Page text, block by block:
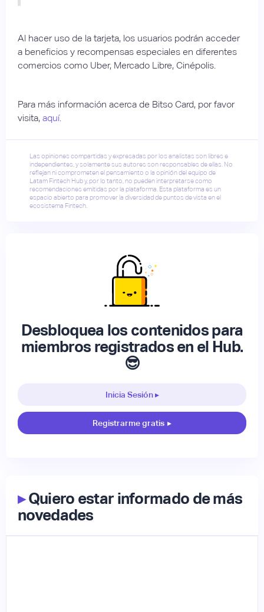
Al hacer uso de la tarjeta, los usuarios podrán acceder
a beneficios y recompensas especiales en diferentes
comercios como Uber, Mercado Libre, Cinépolis.
Para más información acerca de Bitso Card, por favor
visita, aquí.
Las opiniones compartidas y expresadas por los analistas son libres e
independientes, y solamente sus autores son responsables de ellas. No
reflejan ni comprometen el pensamiento o la opinión del equipo de
Latam Fintech Hub y, por lo tanto, no pueden interpretarse como
recomendaciones emitidas por la plataforma. Esta plataforma es un
espacio abierto para promover la diversidad de puntos de vista en el
ecosistema Fintech.
Desbloquea los contenidos para
miembros registrados en el Hub.
😎
Inicia Sesión ▸
Registrarme gratis ▸
▸Quiero estar informado de más
novedades